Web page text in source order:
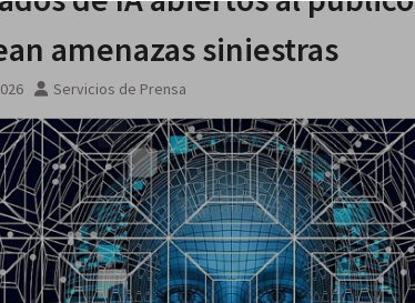
amenazas siniestras
Servicios de Prensa